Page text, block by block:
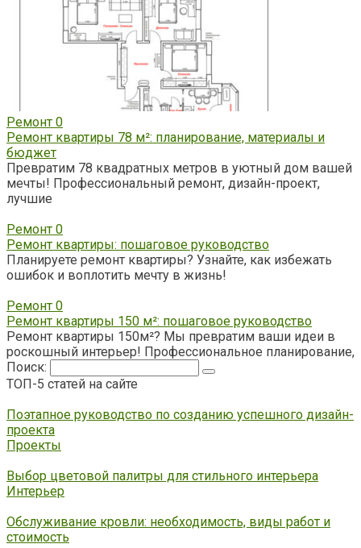
Ремонт 0
Ремонт квартиры 78 м²: планирование, материалы и
бюджет
Превратим 78 квадратных метров в уютный дом вашей
мечты! Профессиональный ремонт, дизайн-проект,
лучшие
Ремонт 0
Ремонт квартиры: пошаговое руководство
Планируете ремонт квартиры? Узнайте, как избежать
ошибок и воплотить мечту в жизнь!
Ремонт 0
Ремонт квартиры 150 м²: пошаговое руководство
Ремонт квартиры 150м²? Мы превратим ваши идеи в
роскошный интерьер! Профессиональное планирование,
Поиск:
ТОП-5 статей на сайте
Поэтапное руководство по созданию успешного дизайн-
проекта
Проекты
Выбор цветовой палитры для стильного интерьера
Интерьер
Обслуживание кровли: необходимость, виды работ и
стоимость